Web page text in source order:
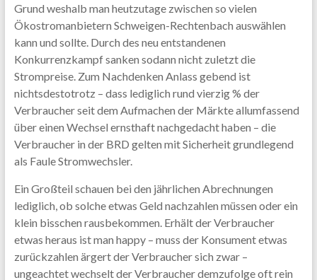
Grund weshalb man heutzutage zwischen so vielen
Ökostromanbietern Schweigen-Rechtenbach auswählen
kann und sollte. Durch des neu entstandenen
Konkurrenzkampf sanken sodann nicht zuletzt die
Strompreise. Zum Nachdenken Anlass gebend ist
nichtsdestotrotz – dass lediglich rund vierzig % der
Verbraucher seit dem Aufmachen der Märkte allumfassend
über einen Wechsel ernsthaft nachgedacht haben – die
Verbraucher in der BRD gelten mit Sicherheit grundlegend
als Faule Stromwechsler.
Ein Großteil schauen bei den jährlichen Abrechnungen
lediglich, ob solche etwas Geld nachzahlen müssen oder ein
klein bisschen rausbekommen. Erhält der Verbraucher
etwas heraus ist man happy – muss der Konsument etwas
zurückzahlen ärgert der Verbraucher sich zwar –
ungeachtet wechselt der Verbraucher demzufolge oft rein